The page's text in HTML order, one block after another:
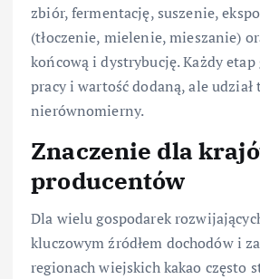
zbiór, fermentację, suszenie,
(tłoczenie, mielenie, mieszanie)
końcową i dystrybucję. Każdy
pracy i wartość dodaną, ale
nierównomierny.
Znaczenie dla
producentów
Dla wielu gospodarek
kluczowym źródłem dochodów i
regionach wiejskich kakao często